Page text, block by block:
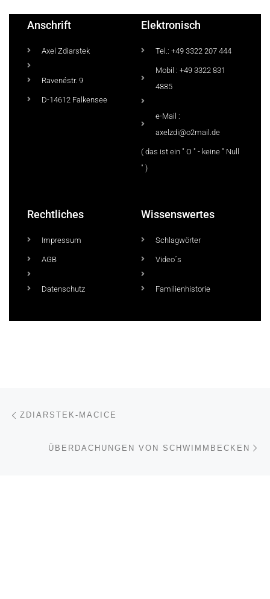
Anschrift
Axel Zdiarstek
Ravenéstr. 9
D-14612 Falkensee
Elektronisch
Tel.: +49 3322 207 444
Mobil : +49 3322 831
4885
e-Mail :
axelzdi@o2mail.de
( das ist ein " O " - keine " Null
" )
Rechtliches
Impressum
AGB
Datenschutz
Wissenswertes
Schlagwörter
Video´s
Familienhistorie
Beitragsnavigation
ZDIARSTEK-MACICE
ÜBERDACHUNGEN VON SCHWIMMBECKEN